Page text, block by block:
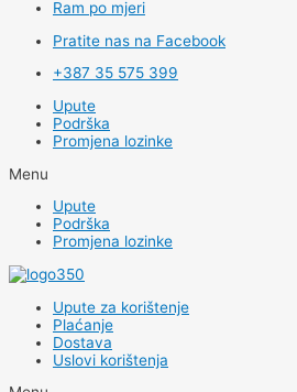
Ram po mjeri
Pratite nas na Facebook
+387 35 575 399
Upute
Podrška
Promjena lozinke
Menu
Upute
Podrška
Promjena lozinke
Upute za korištenje
Plaćanje
Dostava
Uslovi korištenja